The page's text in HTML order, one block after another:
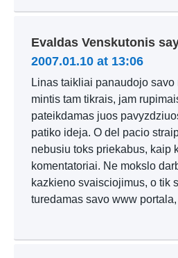
Evaldas Venskutonis
2007.01.10 at 13:06
Linas taikliai panaudojo savo
mintis tam tikrais, jam
pateikdamas juos
patiko ideja. O del pacio
nebusiu toks priekabus, kaip
komentatoriai. Ne mokslo
kazkieno svaisciojimus, o tik
turedamas savo www